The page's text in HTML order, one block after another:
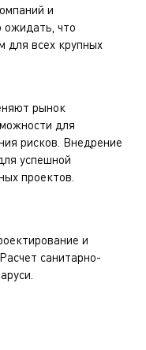
и
что
для всех крупных
рынок
для
рисков. Внедрение
успешной
проектов.
и
Расчет санитарно-